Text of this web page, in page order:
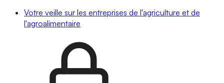
Votre veille sur les entreprises de l'agriculture et de
l'agroalimentaire